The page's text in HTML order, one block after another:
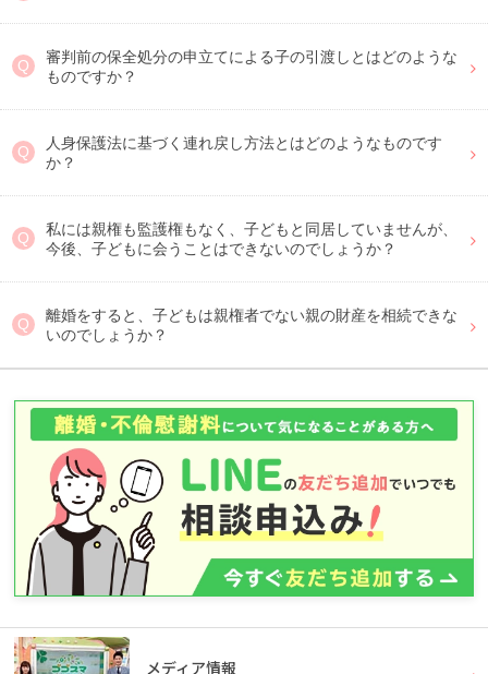
審判前の保全処分の申立てによる子の引渡しとはどのような
ものですか？
人身保護法に基づく連れ戻し方法とはどのようなものです
か？
私には親権も監護権もなく、子どもと同居していませんが、
今後、子どもに会うことはできないのでしょうか？
離婚をすると、子どもは親権者でない親の財産を相続できな
いのでしょうか？
メディア情報